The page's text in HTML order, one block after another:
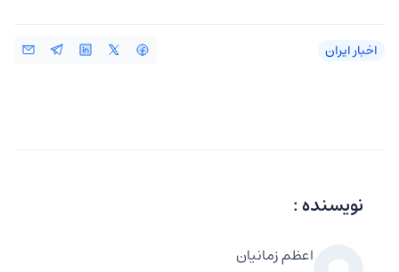
اخبار ایران
نویسنده :
اعظم زمانیان